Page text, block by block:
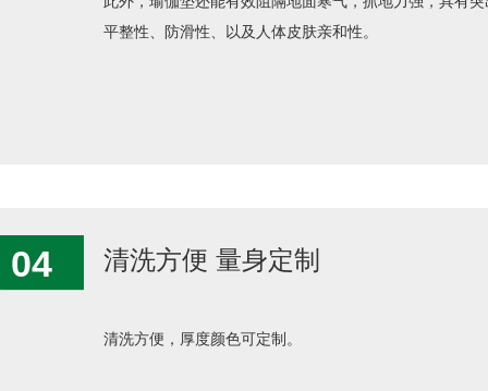
平整性、防滑性、以及人体皮肤亲和性。
清洗方便 量身定制
清洗方便，厚度颜色可定制。
04